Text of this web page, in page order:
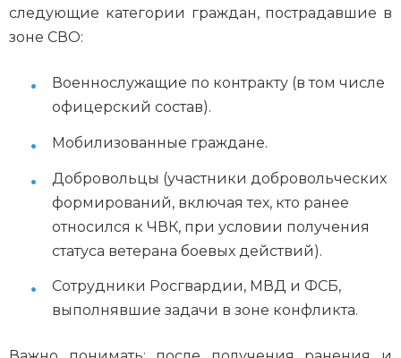
следующие категории граждан, пострадавшие в
зоне СВО:
Военнослужащие по контракту (в том числе
офицерский состав).
Мобилизованные граждане.
Добровольцы (участники добровольческих
формирований, включая тех, кто ранее
относился к ЧВК, при условии получения
статуса ветерана боевых действий).
Сотрудники Росгвардии, МВД и ФСБ,
выполнявшие задачи в зоне конфликта.